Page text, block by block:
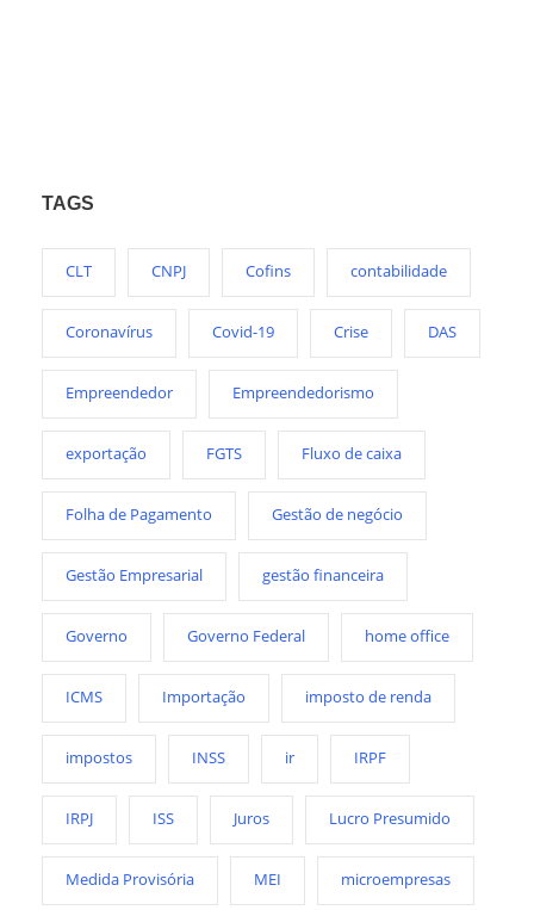
TAGS
CLT CNPJ Cofins contabilidade
Coronavírus Covid-19 Crise DAS
Empreendedor Empreendedorismo
exportação FGTS Fluxo de caixa
Folha de Pagamento Gestão de negócio
Gestão Empresarial gestão financeira
Governo Governo Federal home office
ICMS Importação imposto de renda
impostos INSS ir IRPF
IRPJ ISS Juros Lucro Presumido
Medida Provisória MEI microempresas